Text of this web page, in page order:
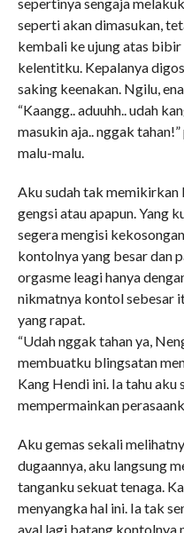
seperti akan dimasukan,
kembali ke ujung atas
kelentitku. Kepalanya
saking keenakan. Ngilu,
“Kaangg.. aduuhh.. udah
masukin aja.. nggak
malu-malu.
Aku sudah tak memikirkan
gengsi atau apapun. Yang
segera mengisi
kontolnya yang besar dan
orgasme leagi hanya
nikmatnya kontol sebesar
yang rapat.
“Udah nggak tahan ya,
membuatku blingsatan
Kang Hendi ini. Ia tahu aku
mempermainkan
Aku gemas sekali
dugaannya, aku langsung
tanganku sekuat tenaga.
menyangka hal ini. Ia tak
ayal lagi batang kontolnya